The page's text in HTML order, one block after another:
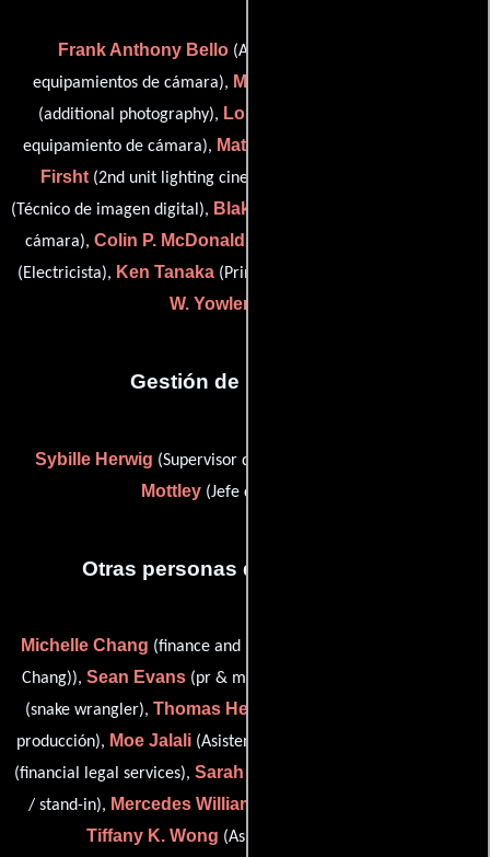
Frank Anthony Bello(Ayudante del encargado de
equipamientos de cámara), Mischa Chaleyer-Kynaston
(additional photography), Louie Escobar
equipamiento de cámara), Mathias Fain
Firsht(2nd unit lighting cinematography),
(Técnico de imagen digital), Blake Hooks
cámara), Colin P. McDonald
(Electricista), Ken Tanaka(Primer asistente de cámara) y
W. Yowler
Gestión de producción
Sybille Herwig (Supervisor de producción) y
Mottley(Jefe de producción)
Otras personas que participaron
Michelle Chang (finance and production legal (as Michelle S.
Chang)), Sean Evans (pr & marketing),
(snake wrangler), Thomas Hennessy
producción), Moe Jalali(Asistente de producción),
(financial legal services), Sarah Schubert
/ stand-in), Mercedes Williams
Tiffany K. Wong (Asistente de producción)